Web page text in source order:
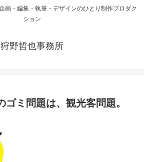
画・編集・執筆・デザインのひとり制作プロダク
ション
狩野哲也事務所
ゴミ問題は、観光客問題。